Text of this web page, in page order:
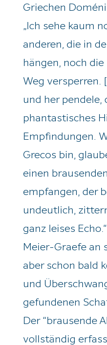
Griechen
„Ich sehe kaum
anderen, die in
hängen, noch
Weg versperren.
und her
phantastisches
Empfindungen.
Grecos bin,
einen
empfangen, der
undeutlich,
ganz leises
Meier-Graefe an
aber schon bald
und
gefundenen
Der “brausende
vollständig